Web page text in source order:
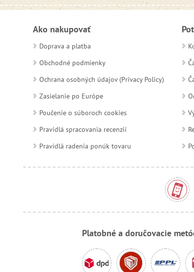
Ako nakupovať
Doprava a platba
Obchodné podmienky
Ochrana osobných údajov (Privacy Policy)
Zasielanie po Európe
Poučenie o súboroch cookies
Pravidlá spracovania recenzií
Pravidlá radenia ponúk tovaru
Platobné a doručovacie